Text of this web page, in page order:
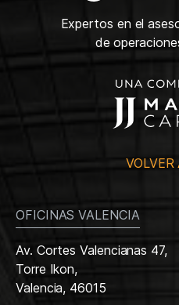
Expertos en el
de
VOLVER
OFICINAS VALENCIA
Av. Cortes Valencianas 47,
Torre Ikon,
Valencia, 46015